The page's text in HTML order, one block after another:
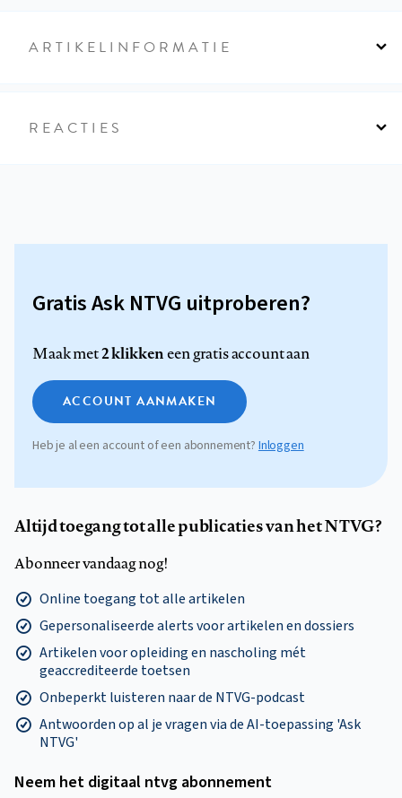
ARTIKELINFORMATIE
REACTIES
Gratis Ask NTVG uitproberen?
Maak met2 klikkeneen gratis account aan
ACCOUNT AANMAKEN
Heb je al een account of een abonnement?Inloggen
Altijd toegang tot alle publicaties van het NTVG?
Abonneer vandaag nog!
Online toegang tot alle artikelen
Gepersonaliseerde alerts voor artikelen en dossiers
Artikelen voor opleiding en nascholing mét
geaccrediteerde toetsen
Onbeperkt luisteren naar de NTVG-podcast
Antwoorden op al je vragen via de AI-toepassing 'Ask
NTVG'
Neem het digitaal ntvg abonnement